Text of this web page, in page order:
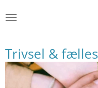
til
Trivsel &